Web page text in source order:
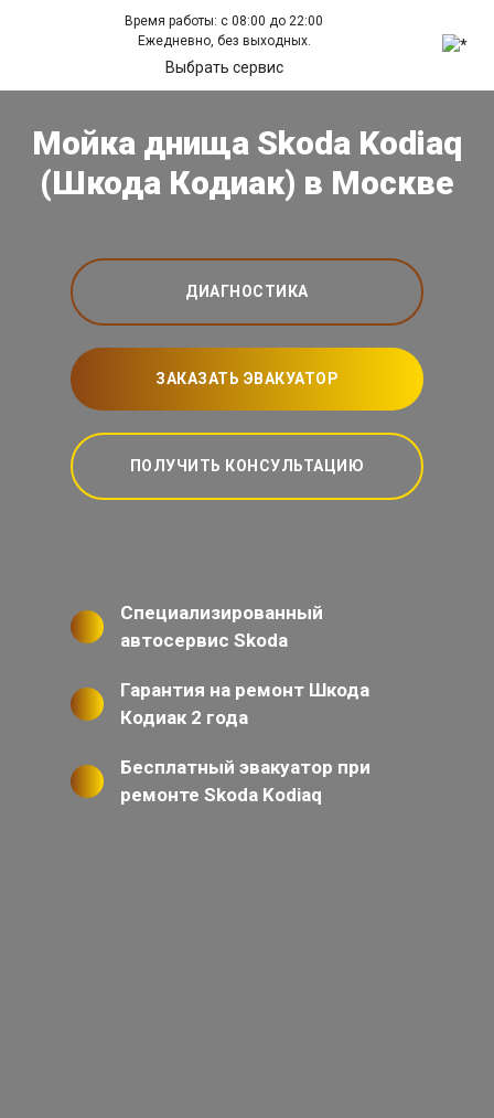
Время работы: с 08:00 до 22:00
Ежедневно, без выходных.
Выбрать сервис
Мойка днища Skoda Kodiaq
(Шкода Кодиак) в Москве
ДИАГНОСТИКА
ЗАКАЗАТЬ ЭВАКУАТОР
ПОЛУЧИТЬ КОНСУЛЬТАЦИЮ
Специализированный
автосервис Skoda
Гарантия на ремонт Шкода
Кодиак 2 года
Бесплатный эвакуатор при
ремонте Skoda Kodiaq